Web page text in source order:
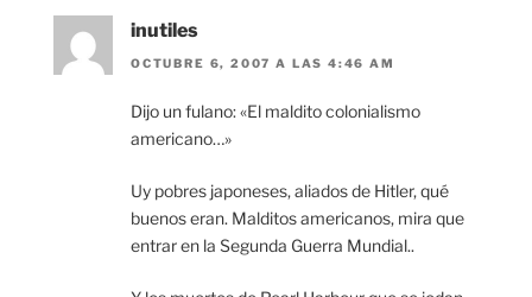
inutiles
OCTUBRE 6, 2007 A LAS 4:46 AM
Dijo un fulano: «El maldito colonialismo
americano…»
Uy pobres japoneses, aliados de Hitler, qué
buenos eran. Malditos americanos, mira que
entrar en la Segunda Guerra Mundial..